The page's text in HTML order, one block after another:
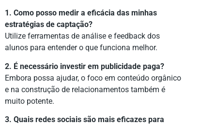
1. Como posso medir a eficácia das minhas
estratégias de captação?
Utilize ferramentas de análise e feedback dos
alunos para entender o que funciona melhor.
2. É necessário investir em publicidade paga?
Embora possa ajudar, o foco em conteúdo orgânico
e na construção de relacionamentos também é
muito potente.
3. Quais redes sociais são mais eficazes para